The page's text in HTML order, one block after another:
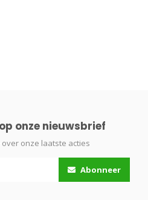
onze nieuwsbrief
onze laatste acties
Abonneer